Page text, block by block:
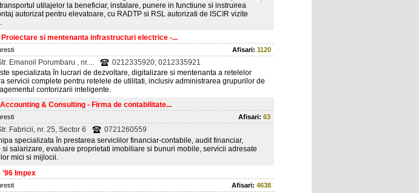
utilajelor la beneficiar, instalare, punere in functiune si instruirea
autorizat pentru elevatoare, cu RADTP si RSL autorizati de ISCIR vizite
si mentenanta infrastructuri electrice -...
Afisari: 1120
Emanoil Porumbaru , nr....
0212335920; 0212335921
specializata în lucrari de dezvoltare, digitalizare si mentenanta a retelelor
servicii complete pentru retelele de utilitati, inclusiv administrarea grupurilor de
contorizarii inteligente.
& Consulting - Firma de contabilitate...
Afisari: 63
Fabricii, nr. 25, Sector 6
0721260559
specializata în prestarea serviciilor financiar-contabile, audit financiar,
si salarizare, evaluare proprietati imobiliare si bunuri mobile, servicii adresate
mici si mijlocii.
'96 Impex
Afisari: 4638